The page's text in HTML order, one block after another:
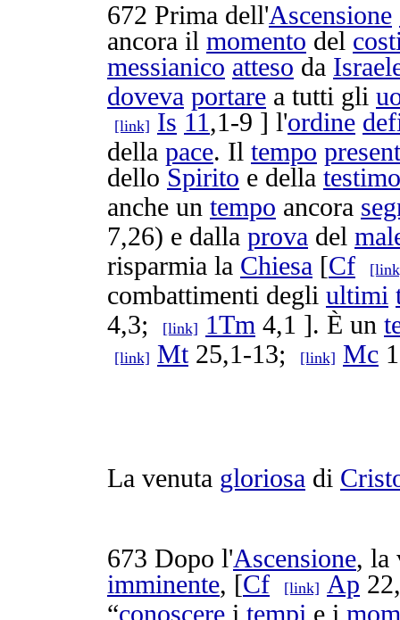
672 Prima dell'Ascensione
ancora il momento del
messianico atteso da
doveva portare a tutti gli
[link] Is 11,1-9 ] l'ordine
della pace. Il tempo
dello Spirito e della
anche un tempo ancora
7,26) e dalla prova del
risparmia la Chiesa [Cf
combattimenti degli ultimi
4,3;
[link] 1Tm 4,1 ]. È un
[link] Mt25,1-13; [link] Mc
La venuta gloriosa di
673 Dopo l'Ascensione, la
imminente, [Cf [link] Ap
“conoscere i tempi e i